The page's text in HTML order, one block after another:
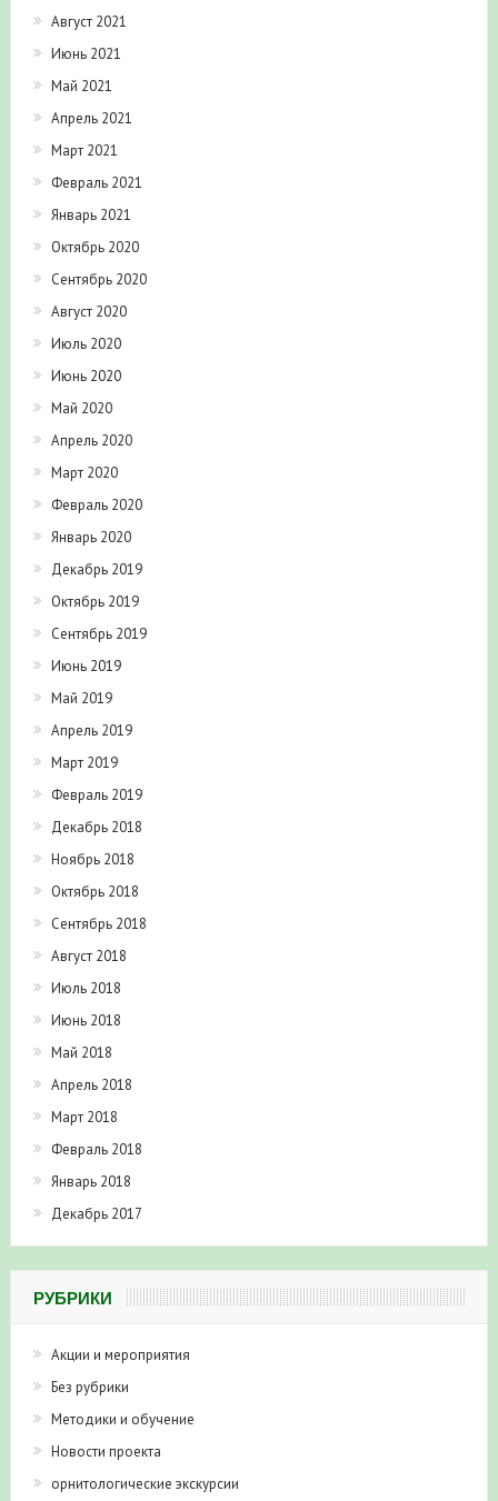
Август 2021
Июнь 2021
Май 2021
Апрель 2021
Март 2021
Февраль 2021
Январь 2021
Октябрь 2020
Сентябрь 2020
Август 2020
Июль 2020
Июнь 2020
Май 2020
Апрель 2020
Март 2020
Февраль 2020
Январь 2020
Декабрь 2019
Октябрь 2019
Сентябрь 2019
Июнь 2019
Май 2019
Апрель 2019
Март 2019
Февраль 2019
Декабрь 2018
Ноябрь 2018
Октябрь 2018
Сентябрь 2018
Август 2018
Июль 2018
Июнь 2018
Май 2018
Апрель 2018
Март 2018
Февраль 2018
Январь 2018
Декабрь 2017
РУБРИКИ
Акции и мероприятия
Без рубрики
Методики и обучение
Новости проекта
орнитологические экскурсии